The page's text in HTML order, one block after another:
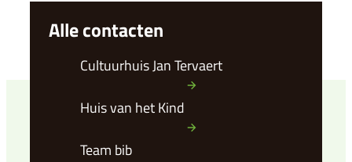
Alle contacten
Cultuurhuis Jan Tervaert
Huis van het Kind
Team bib